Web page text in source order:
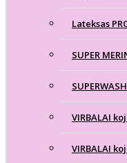
Lateksas
SUPER
VIRBALAI
VIRBALAI